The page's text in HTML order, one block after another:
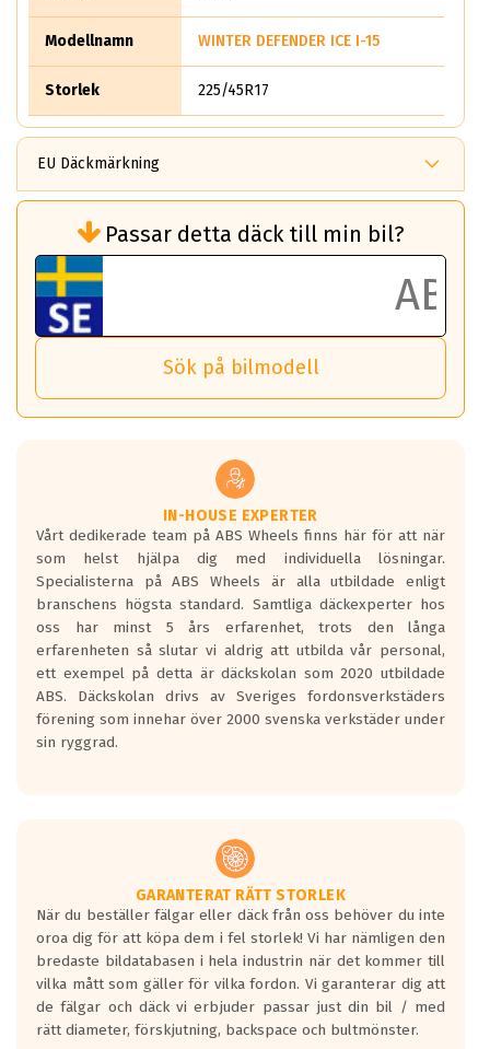
Modellnamn WINTER DEFENDER ICE I-15
Storlek 225/45R17
EU Däckmärkning
bränsleförbrukningen)
Det ska vara en betygsskala från klass A
till G för rullmotstånd.
Ett klass A däck kommer ha 6,5% bättre
bränsleförbrukning än ett klass G däck.
Det betyder att om man kör 10,000 km,
så sparar man 50 liter bränsle med ett
vilken körstil du använder.
Våtgrepp egenskaper:
Betygsskalan är satt A till F. Där A påvisar
den kortaste bromssträckan och F är den
längsta.
Inga D eller G betyg delas ut för
personbilar och lätta lastbilar.
Betyget sätts efter ett test där däcken
skall bromsa in på en väg där det ligger
0.5-1.5 mm vatten.
I 80km/h kommer skillnaden på
Vid körning i över 50km/h brukar
rullmotståndets ljud överträffa
motorljudet.
På däckmärkningen kommer det finnas
en symbol av ett däck med vågar. Hög
bullernivå markeras med svarta vågor
medans de vita vågorna påvisar om det är
ett tyst däck.
Passar detta däck till min bil?
Sök på bilmodell
IN-HOUSE EXPERTER
Vårt dedikerade team på ABS Wheels finns här för att när
som helst hjälpa dig med individuella lösningar.
Specialisterna på ABS Wheels är alla utbildade enligt
branschens högsta standard. Samtliga däckexperter hos
oss har minst 5 års erfarenhet, trots den långa
erfarenheten så slutar vi aldrig att utbilda vår personal,
ett exempel på detta är däckskolan som 2020 utbildade
ABS. Däckskolan drivs av Sveriges fordonsverkstäders
förening som innehar över 2000 svenska verkstäder under
sin ryggrad.
GARANTERAT RÄTT STORLEK
När du beställer fälgar eller däck från oss behöver du inte
oroa dig för att köpa dem i fel storlek! Vi har nämligen den
bredaste bildatabasen i hela industrin när det kommer till
vilka mått som gäller för vilka fordon. Vi garanterar dig att
de fälgar och däck vi erbjuder passar just din bil / med
rätt diameter, förskjutning, backspace och bultmönster.